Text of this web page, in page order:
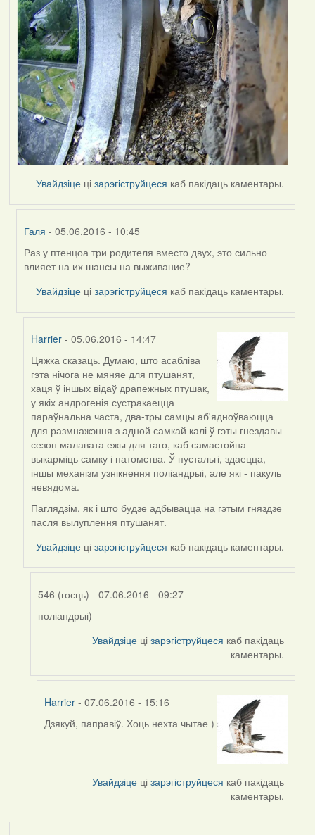
Увайдзіце цізарэгіструйцеся каб пакідаць каментары.
Галя - 05.06.2016 - 10:45
In
reply
Harrier
Раз у птенцоа три родителя вместо двух, это сильно
влияет на их шансы на выживание?
Увайдзіце цізарэгіструйцеся каб пакідаць каментары.
Harrier - 05.06.2016 - 14:47
In
reply
to
by
Галя
Цяжка сказаць. Думаю, што асабліва
гэта нічога не мяняе для птушанят,
хаця ў іншых відаў драпежных птушак,
у якіх андрогенія сустракаецца
параўнальна часта, два-тры самцы аб'ядноўваюцца
для размнажэння з адной самкай калі ў гэты гнездавы
сезон малавата ежы для таго, каб самастойна
выкарміць самку і патомства. Ў пустальгі, здаецца,
іншы механізм узнікнення поліандрыі, але які - пакуль
невядома.
Паглядзім, як і што будзе адбывацца на гэтым гняздзе
пасля вылуплення птушанят.
Увайдзіце цізарэгіструйцеся каб пакідаць каментары.
546 (госць) - 07.06.2016 - 09:27
In
Harrier
поліандрыі)
Увайдзіце цізарэгіструйцеся каб пакідаць
каментары.
Harrier - 07.06.2016 - 15:16
In
Дзякуй, паправіў. Хоць нехта чытае )
Увайдзіце цізарэгіструйцеся каб пакідаць
каментары.